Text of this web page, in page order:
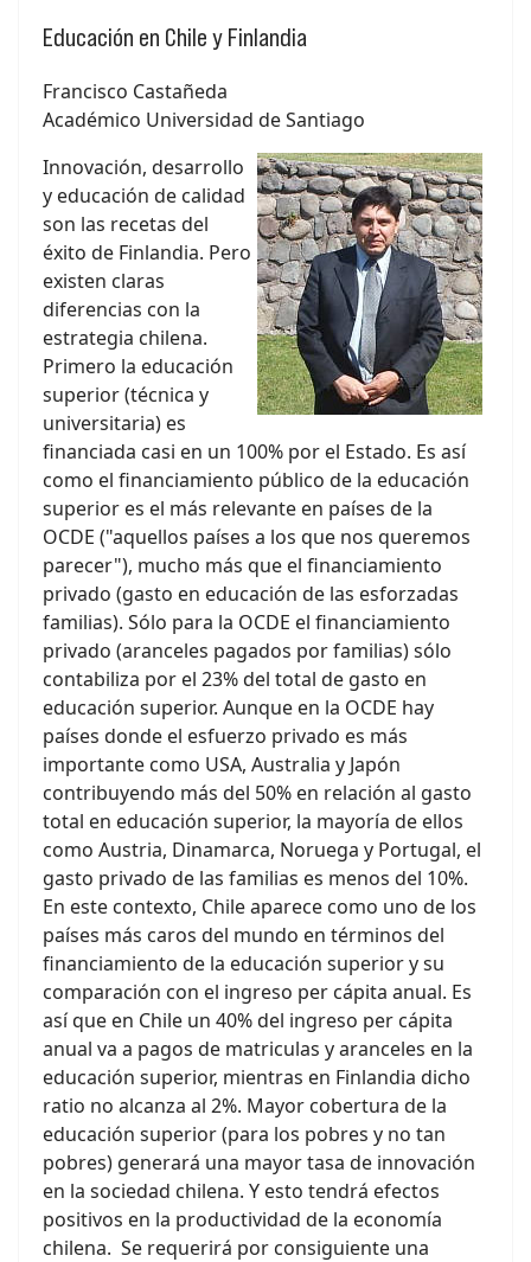
Educación en Chile y Finlandia
Francisco Castañeda
Académico Universidad de Santiago
Innovación, desarrollo
y educación de calidad
son las recetas del
éxito de Finlandia. Pero
existen claras
diferencias con la
estrategia chilena.
Primero la educación
superior (técnica y
universitaria) es
financiada casi en un 100% por el Estado. Es así
como el financiamiento público de la educación
superior es el más relevante en países de la
OCDE ("aquellos países a los que nos queremos
parecer"), mucho más que el financiamiento
privado (gasto en educación de las esforzadas
familias). Sólo para la OCDE el financiamiento
privado (aranceles pagados por familias) sólo
contabiliza por el 23% del total de gasto en
educación superior. Aunque en la OCDE hay
países donde el esfuerzo privado es más
importante como USA, Australia y Japón
contribuyendo más del 50% en relación al gasto
total en educación superior, la mayoría de ellos
como Austria, Dinamarca, Noruega y Portugal, el
gasto privado de las familias es menos del 10%.
En este contexto, Chile aparece como uno de los
países más caros del mundo en términos del
financiamiento de la educación superior y su
comparación con el ingreso per cápita anual. Es
así que en Chile un 40% del ingreso per cápita
anual va a pagos de matriculas y aranceles en la
educación superior, mientras en Finlandia dicho
ratio no alcanza al 2%. Mayor cobertura de la
educación superior (para los pobres y no tan
pobres) generará una mayor tasa de innovación
en la sociedad chilena. Y esto tendrá efectos
positivos en la productividad de la economía
chilena. Se requerirá por consiguiente una